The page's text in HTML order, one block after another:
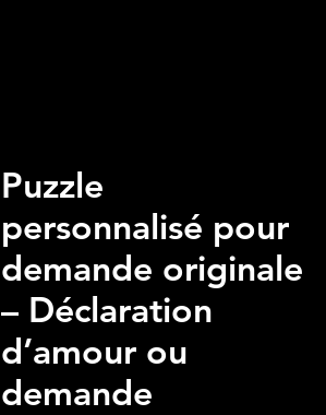
Puzzle
personnalisé pour
demande originale
– Déclaration
d’amour ou
demande